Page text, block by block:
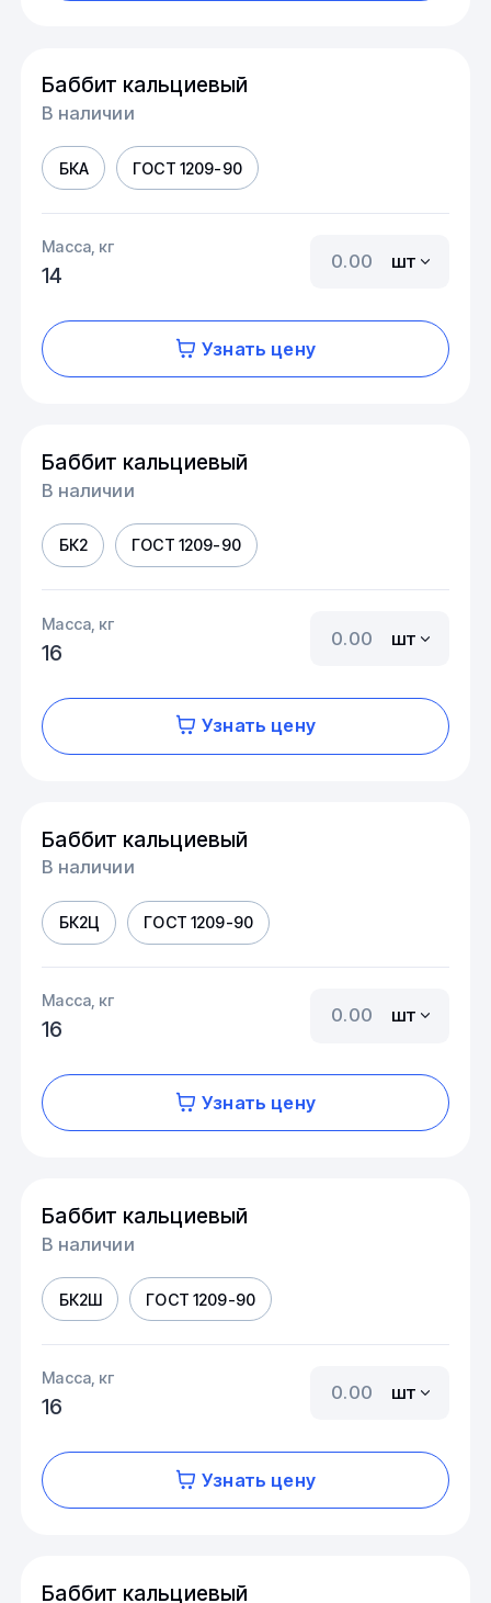
Баббит кальциевый
В наличии
БКА ГОСТ 1209-90
Масса, кг
14
шт
Узнать цену
Баббит кальциевый
В наличии
БК2 ГОСТ 1209-90
Масса, кг
16
шт
Узнать цену
Баббит кальциевый
В наличии
БК2Ц ГОСТ 1209-90
Масса, кг
16
шт
Узнать цену
Баббит кальциевый
В наличии
БК2Ш ГОСТ 1209-90
Масса, кг
16
шт
Узнать цену
Баббит кальциевый